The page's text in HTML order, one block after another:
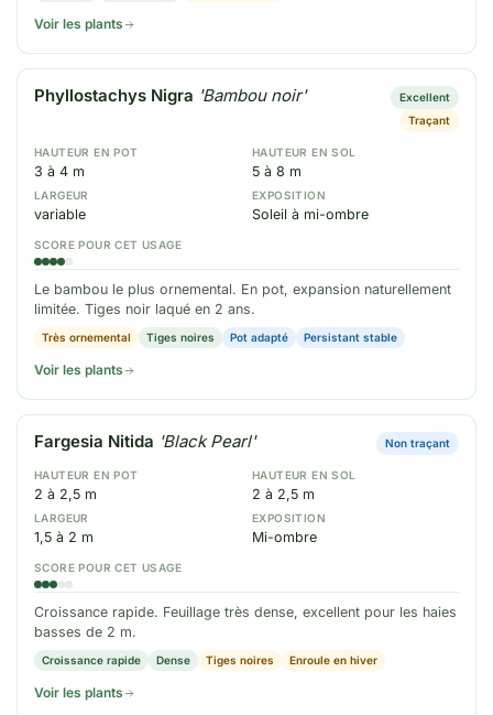
Voir les plants
Phyllostachys Nigra 'Bambou noir'
Excellent
Traçant
HAUTEUR EN POT
3 à 4 m
HAUTEUR EN SOL
5 à 8 m
LARGEUR
variable
EXPOSITION
Soleil à mi-ombre
SCORE POUR CET USAGE
Le bambou le plus ornemental. En pot, expansion naturellement
limitée. Tiges noir laqué en 2 ans.
Très ornemental Tiges noires Pot adapté Persistant stable
Voir les plants
Fargesia Nitida 'Black Pearl' Non traçant
HAUTEUR EN POT
2 à 2,5 m
HAUTEUR EN SOL
2 à 2,5 m
LARGEUR
1,5 à 2 m
EXPOSITION
Mi-ombre
SCORE POUR CET USAGE
Croissance rapide. Feuillage très dense, excellent pour les haies
basses de 2 m.
Croissance rapide Dense Tiges noires Enroule en hiver
Voir les plants